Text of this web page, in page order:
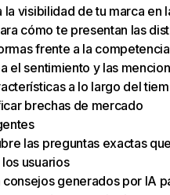
la visibilidad de tu marca en
cómo te presentan las
frente a la competencia
el sentimiento y las
a lo largo del
brechas de mercado
las preguntas exactas
usuarios
consejos generados por IA